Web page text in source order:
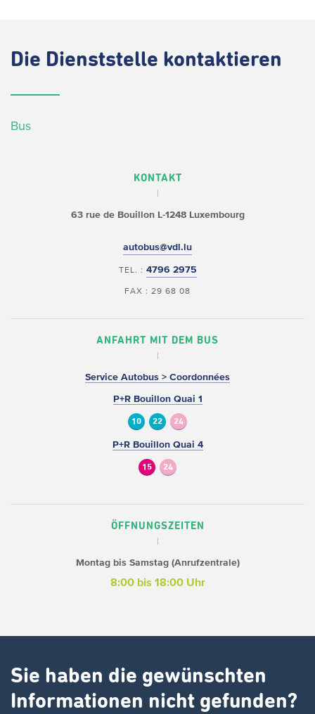
Die Dienststelle kontaktieren
Bus
KONTAKT
63 rue de BouillonL-1248 Luxembourg
autobus@vdl.lu
TEL. : 4796 2975
FAX : 29 68 08
ANFAHRT MIT DEM BUS
Service Autobus > Coordonnées
P+R Bouillon Quai 1
10 22 24
P+R Bouillon Quai 4
15 24
ÖFFNUNGSZEITEN
Montag bis Samstag (Anrufzentrale)
8:00 bis 18:00 Uhr
Sie haben die gewünschten
Informationen nicht gefunden?